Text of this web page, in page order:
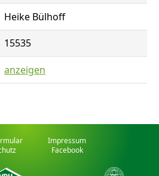
Heike Bülhoff
15535
anzeigen
Impressum
Facebook